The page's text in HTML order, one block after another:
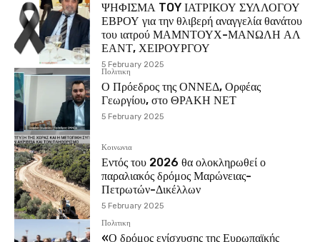
ΨΗΦΙΣΜΑ TOY ΙΑΤΡΙΚΟΥ ΣΥΛΛΟΓΟΥ
ΕΒΡΟΥ για την θλιβερή αναγγελία θανάτου
του ιατρού ΜΑΜΝΤΟΥΧ-ΜΑΝΩΛΗ ΑΛ
ΕΑΝΤ, ΧΕΙΡΟΥΡΓΟΥ
5 February 2025
Πολιτικη
Ο Πρόεδρος της ΟΝΝΕΔ, Ορφέας
Γεωργίου, στο ΘΡΑΚΗ ΝΕΤ
5 February 2025
Κοινωνια
Εντός του 2026 θα ολοκληρωθεί ο
παραλιακός δρόμος Μαρώνειας-
Πετρωτών-Δικέλλων
5 February 2025
Πολιτικη
«Ο δρόμος ενίσχυσης της Ευρωπαϊκής